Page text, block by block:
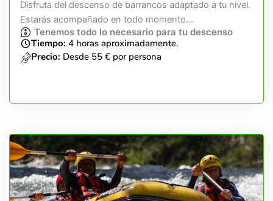
Disfruta del descenso de barrancos adaptado a tu nivel.
Estarás acompañado en todo momento...
Tenemos todo lo necesario para tu descenso
Tiempo: 4 horas aproximadamente.
Precio: Desde 55 € por persona